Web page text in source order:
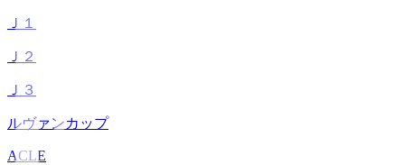
Ｊ１
Ｊ２
Ｊ３
ルヴァンカップ
ACLE